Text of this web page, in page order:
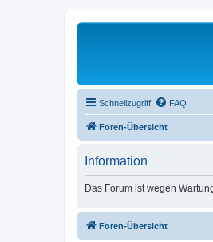
Schnellzugriff FAQ
Foren-Übersicht
Information
Das Forum ist wegen
Foren-Übersicht